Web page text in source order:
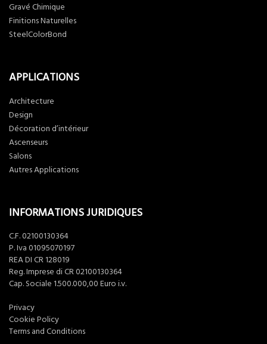
Gravé Chimique
Finitions Naturelles
SteelColorBond
APPLICATIONS
Architecture
Design
Décoration d’intérieur
Ascenseurs
Salons
Autres Applications
INFORMATIONS JURIDIQUES
C.F. 02100130364
P. Iva 01095070197
REA DI CR 128019
Reg. Imprese di CR 02100130364
Cap. Sociale 1.500.000,00 Euro i.v.
Privacy
Cookie Policy
Terms and Conditions